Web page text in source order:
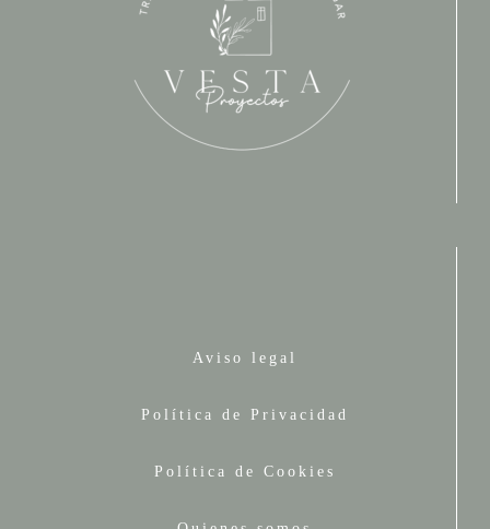
Aviso legal
Política de Privacidad
Política de Cookies